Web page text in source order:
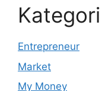
Kategori
Entrepreneur
Market
My Money